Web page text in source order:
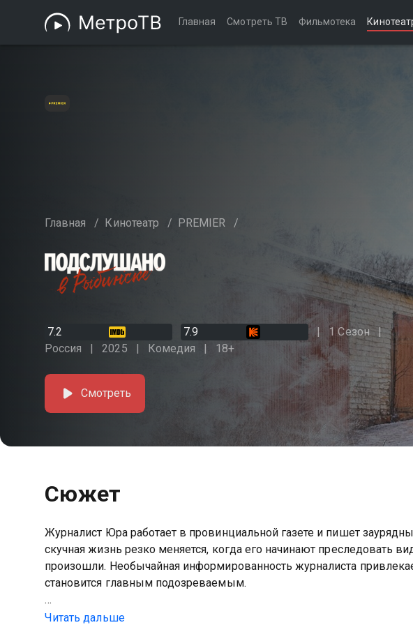
Главная Смотреть ТВ Фильмотека
Главная / Кинотеатр / PREMIER /
7.2 7.9
1 Сезон
Россия
2025 Комедия 18+
Смотреть
Сюжет
Журналист Юра работает в провинциальной газете и пишет
скучная жизнь резко меняется, когда его начинают преследовать
произошли. Необычайная информированность журналиста
становится главным подозреваемым.
Посмотреть онлайн 1 сезон сериала Подслушано в Рыбинске вы
Читать дальше